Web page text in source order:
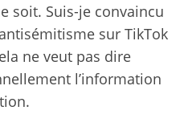
soit. Suis-je convaincu
sur TikTok
ne veut pas dire
l’information